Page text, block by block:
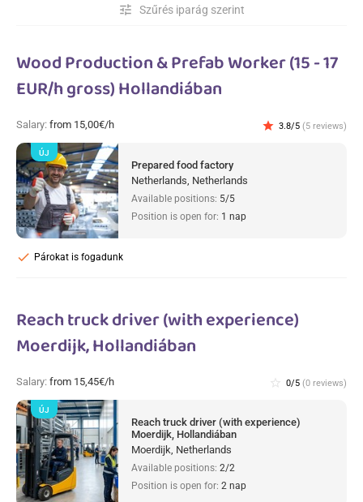
Szűrés iparág szerint
tune
Wood Production & Prefab Worker (15 - 17
EUR/h gross) Hollandiában
Salary: from 15,00€/h star 3.8/5 (5 reviews)
Prepared food factory
Netherlands, Netherlands
Available positions: 5/5
Position is open for: 1 nap
Párokat is fogadunk
check
ÚJ
Reach truck driver (with experience)
Moerdijk, Hollandiában
Salary: from 15,45€/h star_border 0/5 (0 reviews)
Reach truck driver (with experience)
Moerdijk, Hollandiában
Moerdijk, Netherlands
Available positions: 2/2
Position is open for: 2 nap
ÚJ